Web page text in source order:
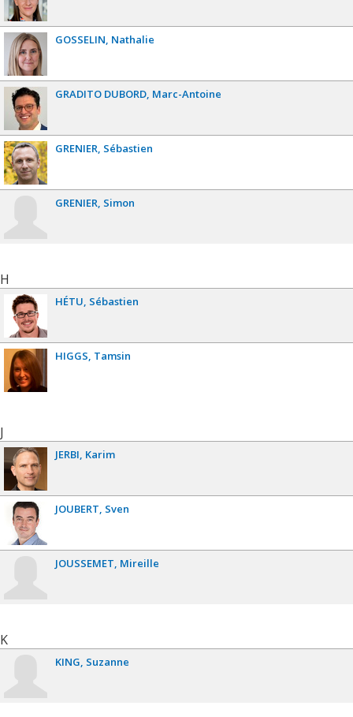
GOSSELIN Nathalie
GRADITO DUBORD Marc-Antoine
GRENIER Sébastien
GRENIER Simon
H
HÉTU Sébastien
HIGGS Tamsin
J
JERBI Karim
JOUBERT Sven
JOUSSEMET Mireille
K
KING Suzanne